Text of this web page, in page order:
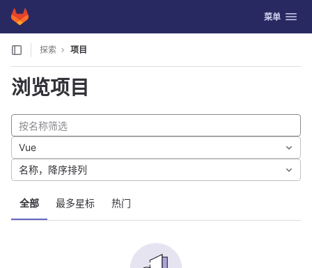
Skip to content
GitLab 切换导航
菜单
探索 项目
浏览项目
全部 最多星标 热门
Vue
名称，降序排列